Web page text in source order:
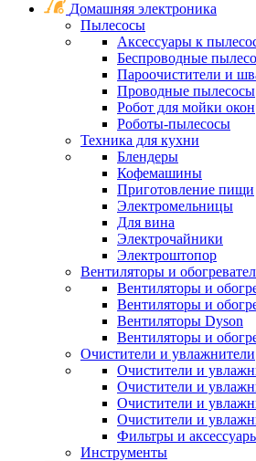
Домашняя электроника
Пылесосы
Аксессуары к
Беспроводные
Пароочистители и
Проводные пылесосы
Робот для мойки окон
Роботы-пылесосы
Техника для кухни
Блендеры
Кофемашины
Приготовление пищи
Электромельницы
Для вина
Электрочайники
Электроштопор
Вентиляторы и
Вентиляторы и
Вентиляторы и
Вентиляторы Dyson
Вентиляторы и
Очистители и увлажнители
Очистители и
Очистители и
Очистители и
Очистители и
Фильтры и
Инструменты